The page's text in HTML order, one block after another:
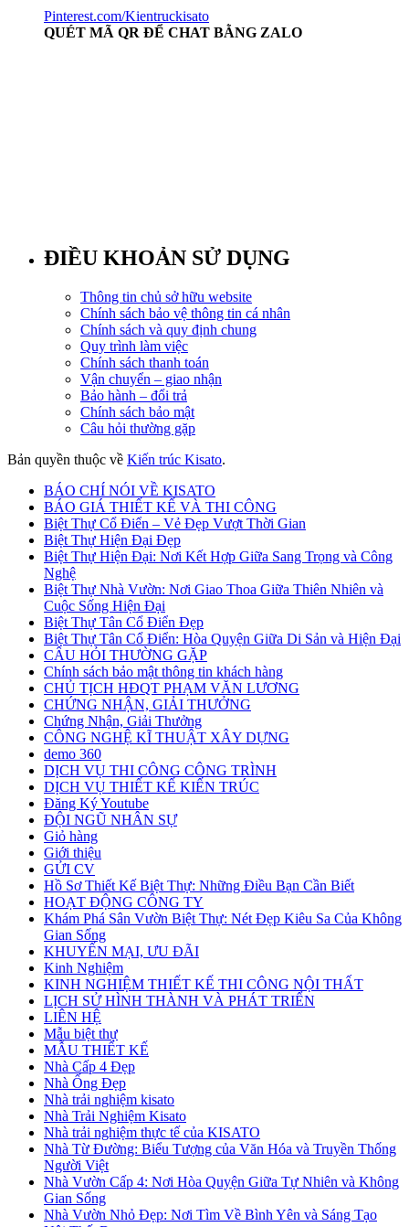
Pinterest.com/Kientruckisato
QUÉT MÃ QR ĐỂ CHAT BẰNG ZALO
ĐIỀU KHOẢN SỬ DỤNG
Thông tin chủ sở hữu website
Chính sách bảo vệ thông tin cá nhân
Chính sách và quy định chung
Quy trình làm việc
Chính sách thanh toán
Vận chuyển – giao nhận
Bảo hành – đổi trả
Chính sách bảo mật
Câu hỏi thường gặp
Bản quyền thuộc về Kiến trúc Kisato.
BÁO CHÍ NÓI VỀ KISATO
BÁO GIÁ THIẾT KẾ VÀ THI CÔNG
Biệt Thự Cổ Điển – Vẻ Đẹp Vượt Thời Gian
Biệt Thự Hiện Đại Đẹp
Biệt Thự Hiện Đại: Nơi Kết Hợp Giữa Sang Trọng và Công
Nghệ
Biệt Thự Nhà Vườn: Nơi Giao Thoa Giữa Thiên Nhiên và
Cuộc Sống Hiện Đại
Biệt Thự Tân Cổ Điển Đẹp
Biệt Thự Tân Cổ Điển: Hòa Quyện Giữa Di Sản và Hiện Đại
CÂU HỎI THƯỜNG GẶP
Chính sách bảo mật thông tin khách hàng
CHỦ TỊCH HĐQT PHẠM VĂN LƯƠNG
CHỨNG NHẬN, GIẢI THƯỞNG
Chứng Nhận, Giải Thưởng
CÔNG NGHỆ KĨ THUẬT XÂY DỰNG
demo 360
DỊCH VỤ THI CÔNG CÔNG TRÌNH
DỊCH VỤ THIẾT KẾ KIẾN TRÚC
Đăng Ký Youtube
ĐỘI NGŨ NHÂN SỰ
Giỏ hàng
Giới thiệu
GỬI CV
Hồ Sơ Thiết Kế Biệt Thự: Những Điều Bạn Cần Biết
HOẠT ĐỘNG CÔNG TY
Khám Phá Sân Vườn Biệt Thự: Nét Đẹp Kiêu Sa Của Không
Gian Sống
KHUYẾN MẠI, ƯU ĐÃI
Kinh Nghiệm
KINH NGHIỆM THIẾT KẾ THI CÔNG NỘI THẤT
LỊCH SỬ HÌNH THÀNH VÀ PHÁT TRIỂN
LIÊN HỆ
Mẫu biệt thự
MẪU THIẾT KẾ
Nhà Cấp 4 Đẹp
Nhà Ống Đẹp
Nhà trải nghiệm kisato
Nhà Trải Nghiệm Kisato
Nhà trải nghiệm thực tế của KISATO
Nhà Từ Đường: Biểu Tượng của Văn Hóa và Truyền Thống
Người Việt
Nhà Vườn Cấp 4: Nơi Hòa Quyện Giữa Tự Nhiên và Không
Gian Sống
Nhà Vườn Nhỏ Đẹp: Nơi Tìm Về Bình Yên và Sáng Tạo